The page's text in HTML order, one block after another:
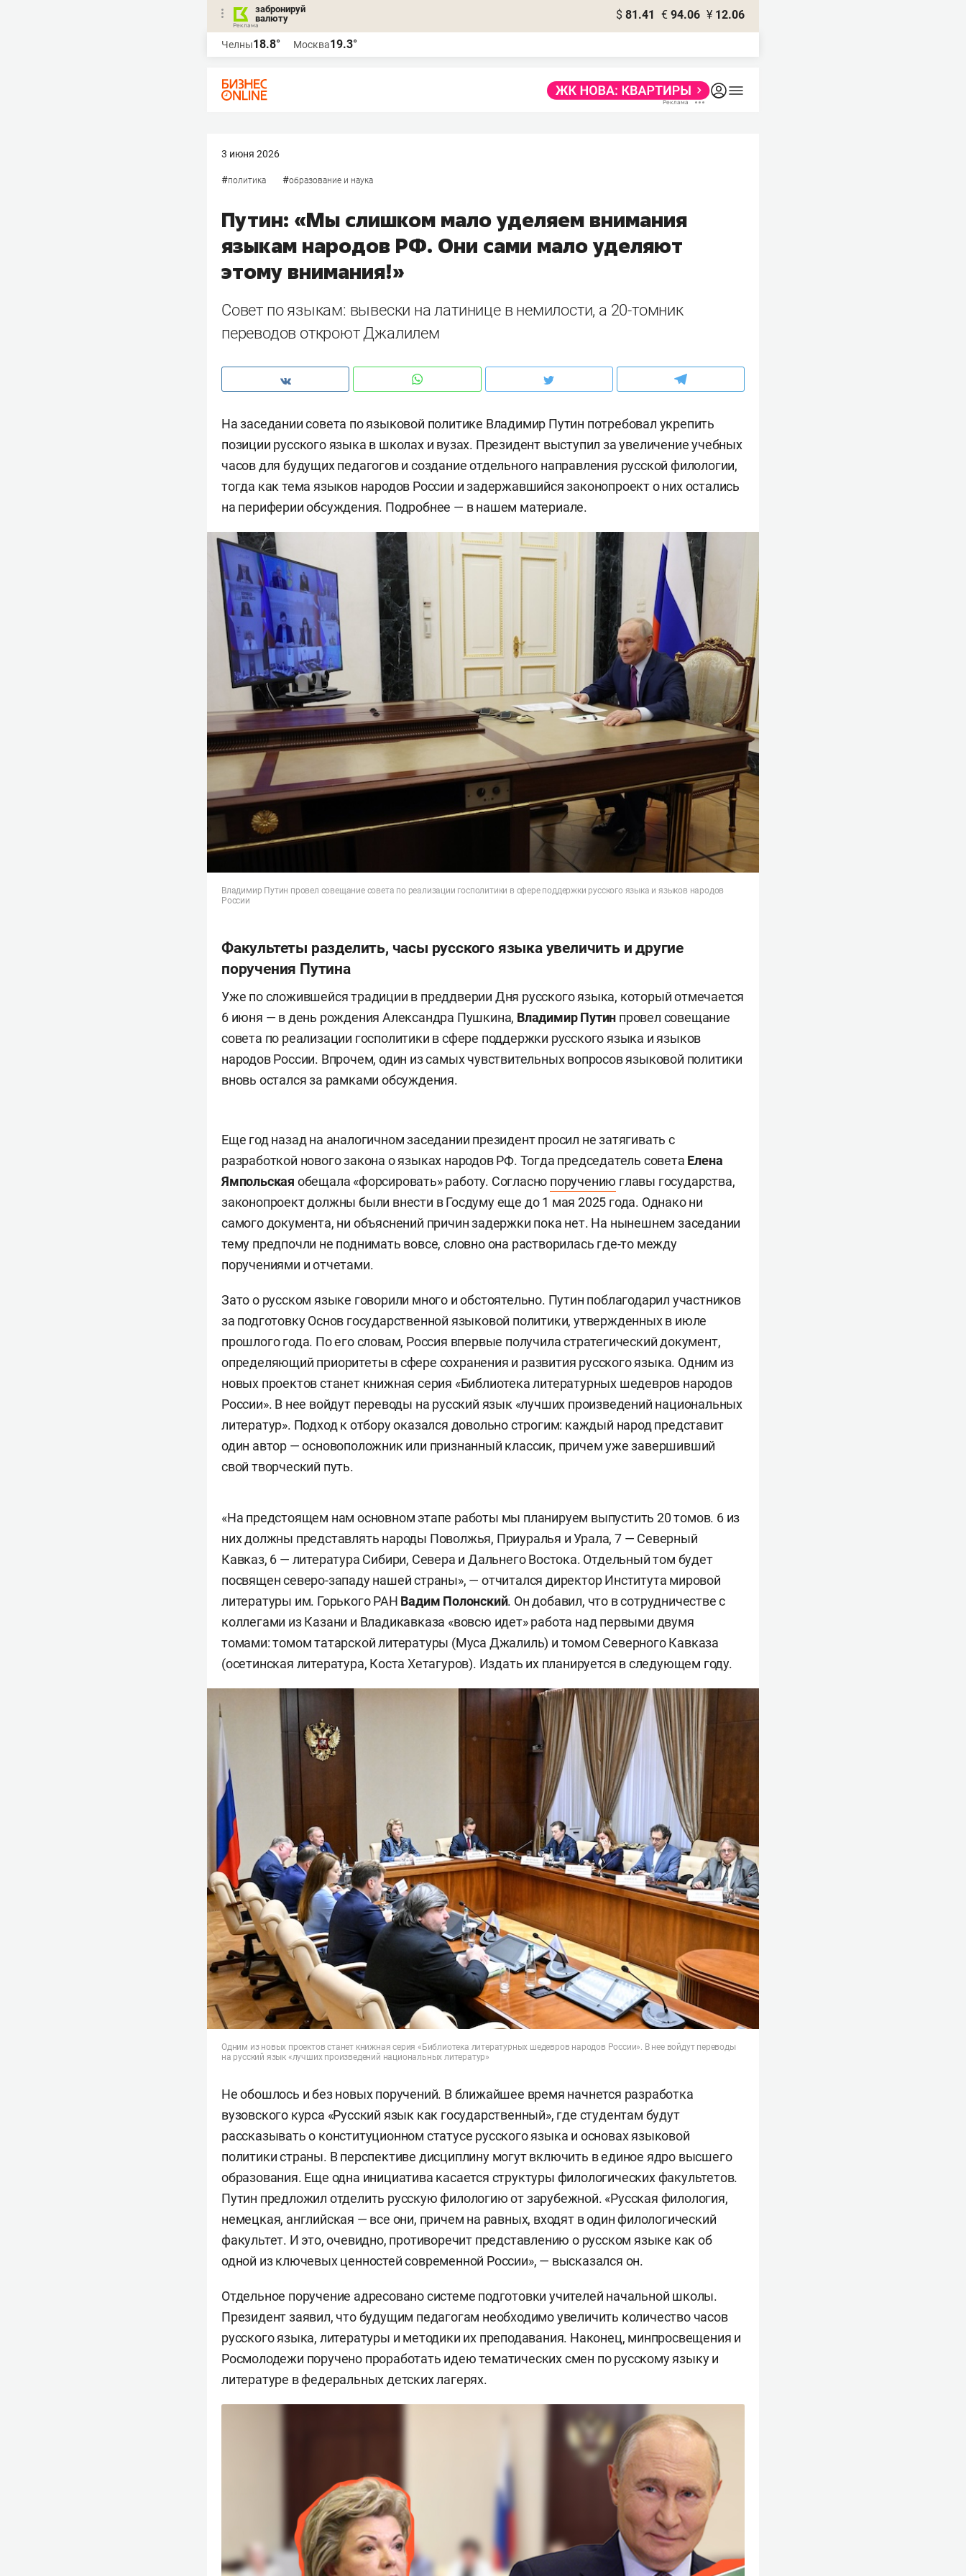
забронируй
валюту
$ 81.41 € 94.06 ¥ 12.06
Челны18.8° Москва19.3°
3 июня 2026
#политика #образование и наука
Путин: «Мы слишком мало уделяем внимания
языкам народов РФ. Они сами мало уделяют
этому внимания!»
Совет по языкам: вывески на латинице в немилости, а 20-томник
переводов откроют Джалилем
На заседании совета по языковой политике Владимир Путин потребовал укрепить
позиции русского языка в школах и вузах. Президент выступил за увеличение учебных
часов для будущих педагогов и создание отдельного направления русской филологии,
тогда как тема языков народов России и задержавшийся законопроект о них остались
на периферии обсуждения. Подробнее — в нашем материале.
Владимир Путин провел совещание совета по реализации госполитики в сфере поддержки русского языка и языков народов
России
Факультеты разделить, часы русского языка увеличить и другие
поручения Путина
Уже по сложившейся традиции в преддверии Дня русского языка, который отмечается
6 июня — в день рождения Александра Пушкина, Владимир Путин провел совещание
совета по реализации госполитики в сфере поддержки русского языка и языков
народов России. Впрочем, один из самых чувствительных вопросов языковой политики
вновь остался за рамками обсуждения.
Еще год назад на аналогичном заседании президент просил не затягивать с
разработкой нового закона о языках народов РФ. Тогда председатель совета Елена
Ямпольская обещала «форсировать» работу. Согласно поручению главы государства,
законопроект должны были внести в Госдуму еще до 1 мая 2025 года. Однако ни
самого документа, ни объяснений причин задержки пока нет. На нынешнем заседании
тему предпочли не поднимать вовсе, словно она растворилась где-то между
поручениями и отчетами.
Зато о русском языке говорили много и обстоятельно. Путин поблагодарил участников
за подготовку Основ государственной языковой политики, утвержденных в июле
прошлого года. По его словам, Россия впервые получила стратегический документ,
определяющий приоритеты в сфере сохранения и развития русского языка. Одним из
новых проектов станет книжная серия «Библиотека литературных шедевров народов
России». В нее войдут переводы на русский язык «лучших произведений национальных
литератур». Подход к отбору оказался довольно строгим: каждый народ представит
один автор — основоположник или признанный классик, причем уже завершивший
свой творческий путь.
«На предстоящем нам основном этапе работы мы планируем выпустить 20 томов. 6 из
них должны представлять народы Поволжья, Приуралья и Урала, 7 — Северный
Кавказ, 6 — литература Сибири, Севера и Дальнего Востока. Отдельный том будет
посвящен северо-западу нашей страны», — отчитался директор Института мировой
литературы им. Горького РАН Вадим Полонский. Он добавил, что в сотрудничестве с
коллегами из Казани и Владикавказа «вовсю идет» работа над первыми двумя
томами: томом татарской литературы (Муса Джалиль) и томом Северного Кавказа
(осетинская литература, Коста Хетагуров). Издать их планируется в следующем году.
Одним из новых проектов станет книжная серия «Библиотека литературных шедевров народов России». В нее войдут переводы
на русский язык «лучших произведений национальных литератур»
Не обошлось и без новых поручений. В ближайшее время начнется разработка
вузовского курса «Русский язык как государственный», где студентам будут
рассказывать о конституционном статусе русского языка и основах языковой
политики страны. В перспективе дисциплину могут включить в единое ядро высшего
образования. Еще одна инициатива касается структуры филологических факультетов.
Путин предложил отделить русскую филологию от зарубежной. «Русская филология,
немецкая, английская — все они, причем на равных, входят в один филологический
факультет. И это, очевидно, противоречит представлению о русском языке как об
одной из ключевых ценностей современной России», — высказался он.
Отдельное поручение адресовано системе подготовки учителей начальной школы.
Президент заявил, что будущим педагогам необходимо увеличить количество часов
русского языка, литературы и методики их преподавания. Наконец, минпросвещения и
Росмолодежи поручено проработать идею тематических смен по русскому языку и
литературе в федеральных детских лагерях.